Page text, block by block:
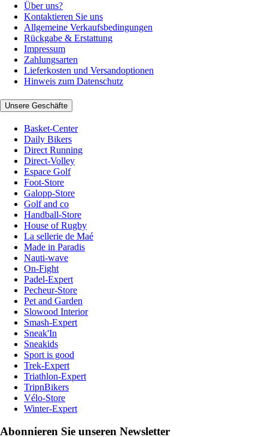
Über uns?
Kontaktieren Sie uns
Allgemeine Verkaufsbedingungen
Rückgabe & Erstattung
Impressum
Zahlungsarten
Lieferkosten und Versandoptionen
Hinweis zum Datenschutz
Unsere Geschäfte
Basket-Center
Daily Bikers
Direct Running
Direct-Volley
Espace Golf
Foot-Store
Galopp-Store
Golf and co
Handball-Store
House of Rugby
La sellerie de Maé
Made in Paradis
Nauti-wave
On-Fight
Padel-Expert
Pecheur-Store
Pet and Garden
Slowood Interior
Smash-Expert
Sneak'In
Sneakids
Sport is good
Trek-Expert
Triathlon-Expert
TripnBikers
Vélo-Store
Winter-Expert
Abonnieren Sie unseren Newsletter